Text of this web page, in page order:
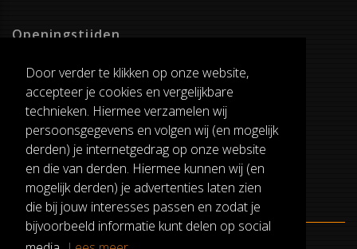
Door verder te klikken op onze website,
accepteer je cookies en vergelijkbare
technieken. Hiermee verzamelen wij
persoonsgegevens en volgen wij (en mogelijk
derden) je internetgedrag op onze website
en die van derden. Hiermee kunnen wij (en
mogelijk derden) je advertenties laten zien
die bij jouw interesses passen en zodat je
bijvoorbeeld informatie kunt delen op social
Openingstijden
Dinsdag T/M Zaterdag
van 8:00-17:00
Verzenddagen
Dinsdag T/M Vrijdag
Pauze
12:30-13:00